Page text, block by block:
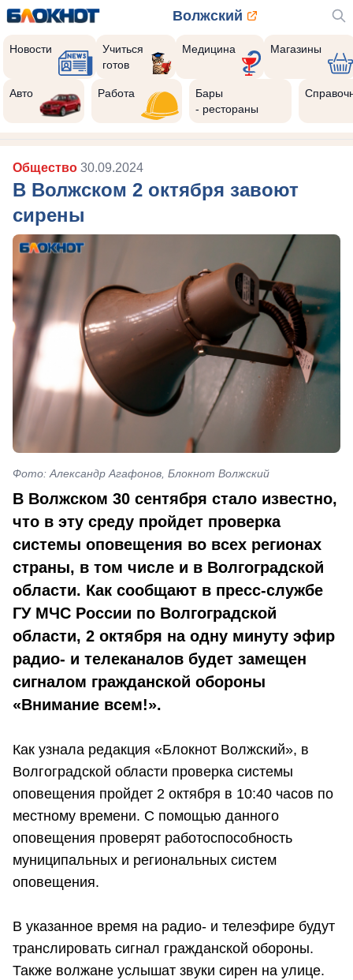
Волжский
Новости
Учиться
готов
Медицина Магазины
Авто Работа
Бары
- рестораны
Общество 30.09.2024
В Волжском 2 октября завоют
сирены
Фото: Александр Агафонов, Блокнот Волжский
В Волжском 30 сентября стало известно,
что в эту среду пройдет проверка
системы оповещения во всех регионах
страны, в том числе и в Волгоградской
области. Как сообщают в пресс-службе
ГУ МЧС России по Волгоградской
области, 2 октября на одну минуту эфир
радио- и телеканалов будет замещен
сигналом гражданской обороны
«Внимание всем!».
Как узнала редакция «Блокнот Волжский», в
Волгоградской области проверка системы
оповещения пройдет 2 октября в 10:40 часов по
местному времени. С помощью данного
оповещения проверят работоспособность
муниципальных и региональных систем
оповещения.
В указанное время на радио- и телеэфире будут
транслировать сигнал гражданской обороны.
Также волжане услышат звуки сирен на улице.